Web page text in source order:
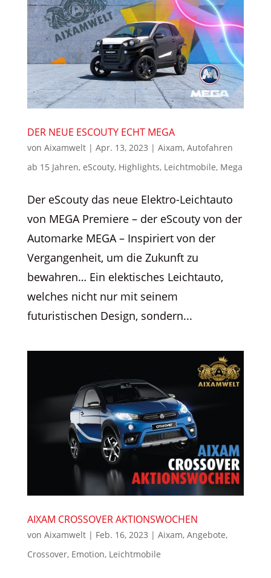
DER NEUE ESCOUTY ECHT MEGA
von Aixamwelt| Apr. 13, 2023 | Aixam, Autofahren
ab 15 Jahren, eScouty, Highlights, Leichtmobile, Mega
Der eScouty das neue Elektro-Leichtauto
von MEGA Premiere – der eScouty von der
Automarke MEGA – Inspiriert von der
Vergangenheit, um die Zukunft zu
bewahren… Ein elektisches Leichtauto,
welches nicht nur mit seinem
futuristischen Design, sondern...
AIXAM CROSSOVER AKTIONSWOCHEN
von Aixamwelt| Feb. 16, 2023 | Aixam, Angebote,
Crossover, Emotion, Leichtmobile